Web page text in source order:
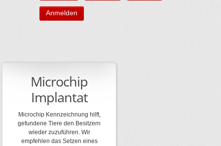
Anmelden
Microchip
Implantat
Microchip Kennzeichnung hilft,
gefundene Tiere den Besitzern
wieder zuzuführen. Wir
empfehlen das Setzen eines